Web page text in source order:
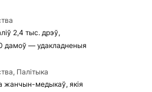
2,4 тыс. дрэў,
дамоў — удакладненыя
Палітыка
жанчын-медыкаў, якія